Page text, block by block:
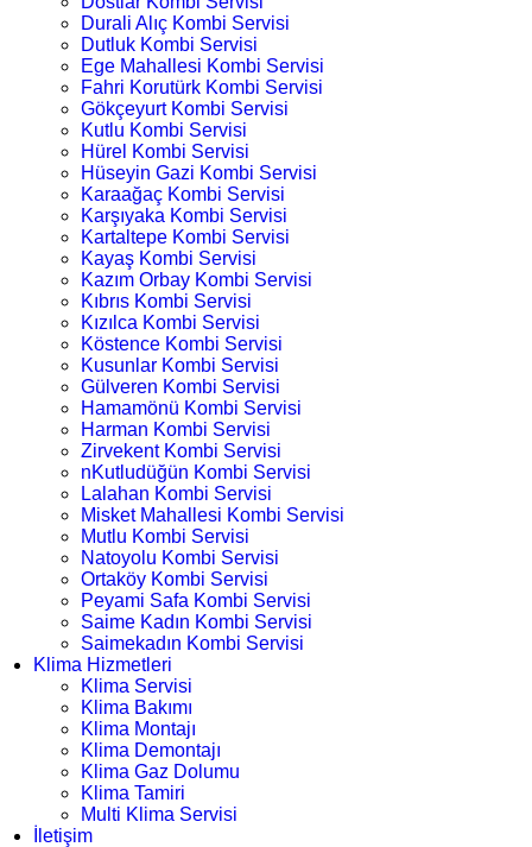
Durali Alıç Kombi Servisi
Dutluk Kombi Servisi
Ege Mahallesi Kombi Servisi
Fahri Korutürk Kombi Servisi
Gökçeyurt Kombi Servisi
Kutlu Kombi Servisi
Hürel Kombi Servisi
Hüseyin Gazi Kombi Servisi
Karaağaç Kombi Servisi
Karşıyaka Kombi Servisi
Kartaltepe Kombi Servisi
Kayaş Kombi Servisi
Kazım Orbay Kombi Servisi
Kıbrıs Kombi Servisi
Kızılca Kombi Servisi
Köstence Kombi Servisi
Kusunlar Kombi Servisi
Gülveren Kombi Servisi
Hamamönü Kombi Servisi
Harman Kombi Servisi
Zirvekent Kombi Servisi
nKutludüğün Kombi Servisi
Lalahan Kombi Servisi
Misket Mahallesi Kombi Servisi
Mutlu Kombi Servisi
Natoyolu Kombi Servisi
Ortaköy Kombi Servisi
Peyami Safa Kombi Servisi
Saime Kadın Kombi Servisi
Saimekadın Kombi Servisi
Klima Hizmetleri
Klima Servisi
Klima Bakımı
Klima Montajı
Klima Demontajı
Klima Gaz Dolumu
Klima Tamiri
Multi Klima Servisi
İletişim